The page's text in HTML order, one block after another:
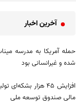
کامیون با راننده ۸ ساله در اصفهان توقیف شد
ظفرقندی: در روز‌های
خبرنگاران نگهبان اعتماد
امروز پویایی بسیار خوبی در
آخرین اخبار
حمله آمریکا به مدرسه
شده و غیرانسانی بود
افزایش ۴۵ هزار
مالی صندوق توسعه ملی